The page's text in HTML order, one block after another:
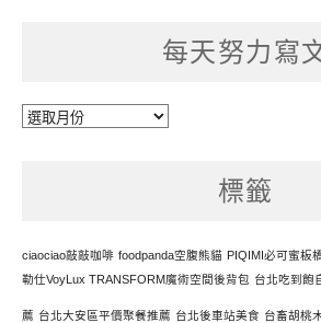
每天努力寫
每
標籤
ciaociao敲敲咖啡 foodpanda空腹熊貓 PIQIMI必可蜜板
勒仕VoyLux TRANSFORM魔術空間後背包 台北吃到飽
薦 台北大安區平價聚餐推薦 台北後車站美食 台畜胡桃